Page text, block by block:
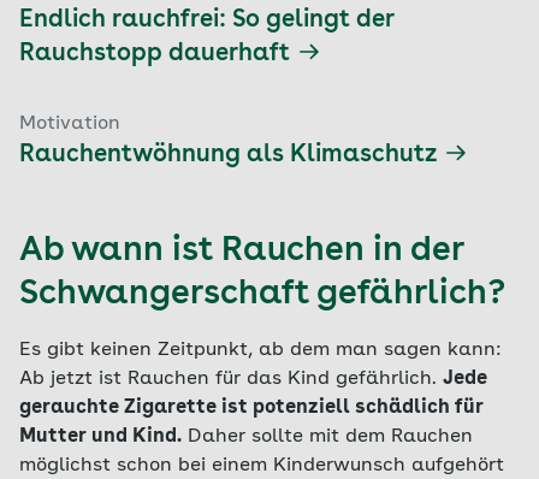
Endlich rauchfrei: So gelingt der
Rauchstopp dauerhaft
Motivation
Rauchentwöhnung als Klimaschutz
Ab wann ist Rauchen in der
Schwangerschaft gefährlich?
Es gibt keinen Zeitpunkt, ab dem man sagen kann:
Ab jetzt ist Rauchen für das Kind gefährlich. Jede
gerauchte Zigarette ist potenziell schädlich für
Mutter und Kind. Daher sollte mit dem Rauchen
möglichst schon bei einem Kinderwunsch aufgehört